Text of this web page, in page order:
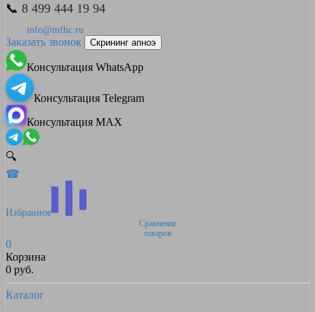
📞 8 499 444 19 94
info@mfhc.ru
Заказать звонок Скрининг апноэ
Консультация WhatsApp
Консультация Telegram
Консультация MAX
🔍
☎
Избранное
Сравнение
товаров
0
Корзина
0 руб.
Каталог